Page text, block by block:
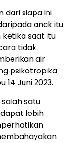
dari siapa ini
anak itu
saat itu
tidak
air
psikotropika
14 Juni 2023.
satu
lebih